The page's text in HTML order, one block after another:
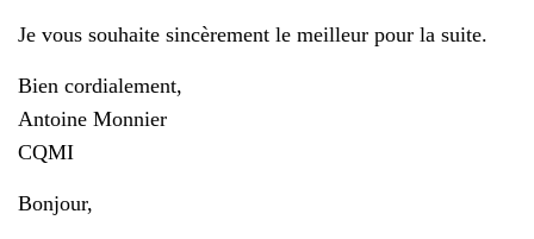
Je vous souhaite sincèrement le meilleur pour la suite.
Bien cordialement,
Antoine Monnier
CQMI
Bonjour,